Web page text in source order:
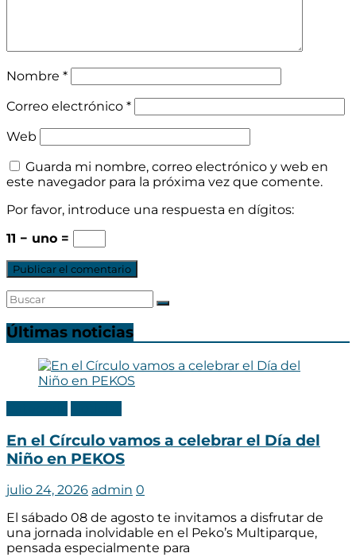
Nombre *
Correo electrónico *
Web
Guarda mi nombre, correo electrónico y web en
este navegador para la próxima vez que comente.
Por favor, introduce una respuesta en dígitos:
11 − uno =
Últimas noticias
En el Círculo vamos a celebrar el Día del
Niño en PEKOS
julio 24, 2026 admin 0
El sábado 08 de agosto te invitamos a disfrutar de
una jornada inolvidable en el Peko’s Multiparque,
pensada especialmente para